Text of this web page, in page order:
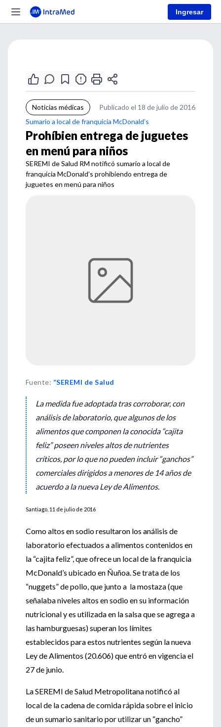
Ingresar
Noticias médicas
Publicado el 18 de julio de 2016
Sumario a local de franquicia McDonald’s
Prohíbien entrega de juguetes
en menú para niños
SEREMI de Salud RM notificó sumario a local de
franquicia McDonald’s prohibiendo entrega de
juguetes en menú para niños
Fuente: “SEREMI de Salud
La medida fue adoptada tras corroborar, con
análisis de laboratorio, que algunos de los
alimentos que componen la conocida “cajita
feliz” poseen niveles altos de nutrientes
críticos, por lo que no pueden incluir “ganchos”
comerciales dirigidos a menores de 14 años de
acuerdo a la nueva Ley de Alimentos.
Santiago, 11 de julio de 2016
Como altos en sodio resultaron los análisis de
laboratorio efectuados a alimentos contenidos en
la “cajita feliz”, que ofrece un local de la franquicia
McDonald’s ubicado en Ñuñoa. Se trata de los
“nuggets” de pollo, que junto a la mostaza (que
señalaba niveles altos en sodio en su información
nutricional y es utilizada en la salsa que se agrega a
las hamburguesas) superan los límites
establecidos para estos nutrientes según la nueva
Ley de Alimentos (20.606) que entró en vigencia el
27 de junio.
La SEREMI de Salud Metropolitana notificó al
local de la cadena de comida rápida sobre el inicio
de un sumario sanitario por utilizar un “gancho”